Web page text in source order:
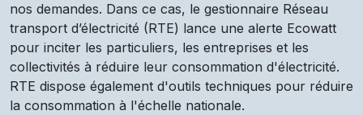
nos demandes. Dans ce cas, le gestionnaire Réseau
transport d’électricité (RTE) lance une alerte Ecowatt
pour inciter les particuliers, les entreprises et les
collectivités à réduire leur consommation d'électricité.
RTE dispose également d'outils techniques pour réduire
la consommation à l'échelle nationale.